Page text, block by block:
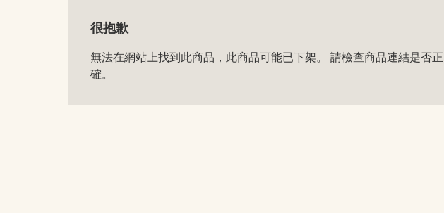
很抱歉
無法在網站上找到此商品，此商品可能已下架。 請檢查商品連結是否正
確。